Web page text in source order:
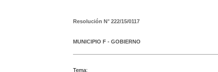
Resolución N° 222/15/0117
MUNICIPIO F - GOBIERNO
Tema: